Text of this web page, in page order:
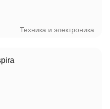
Техника и электроника